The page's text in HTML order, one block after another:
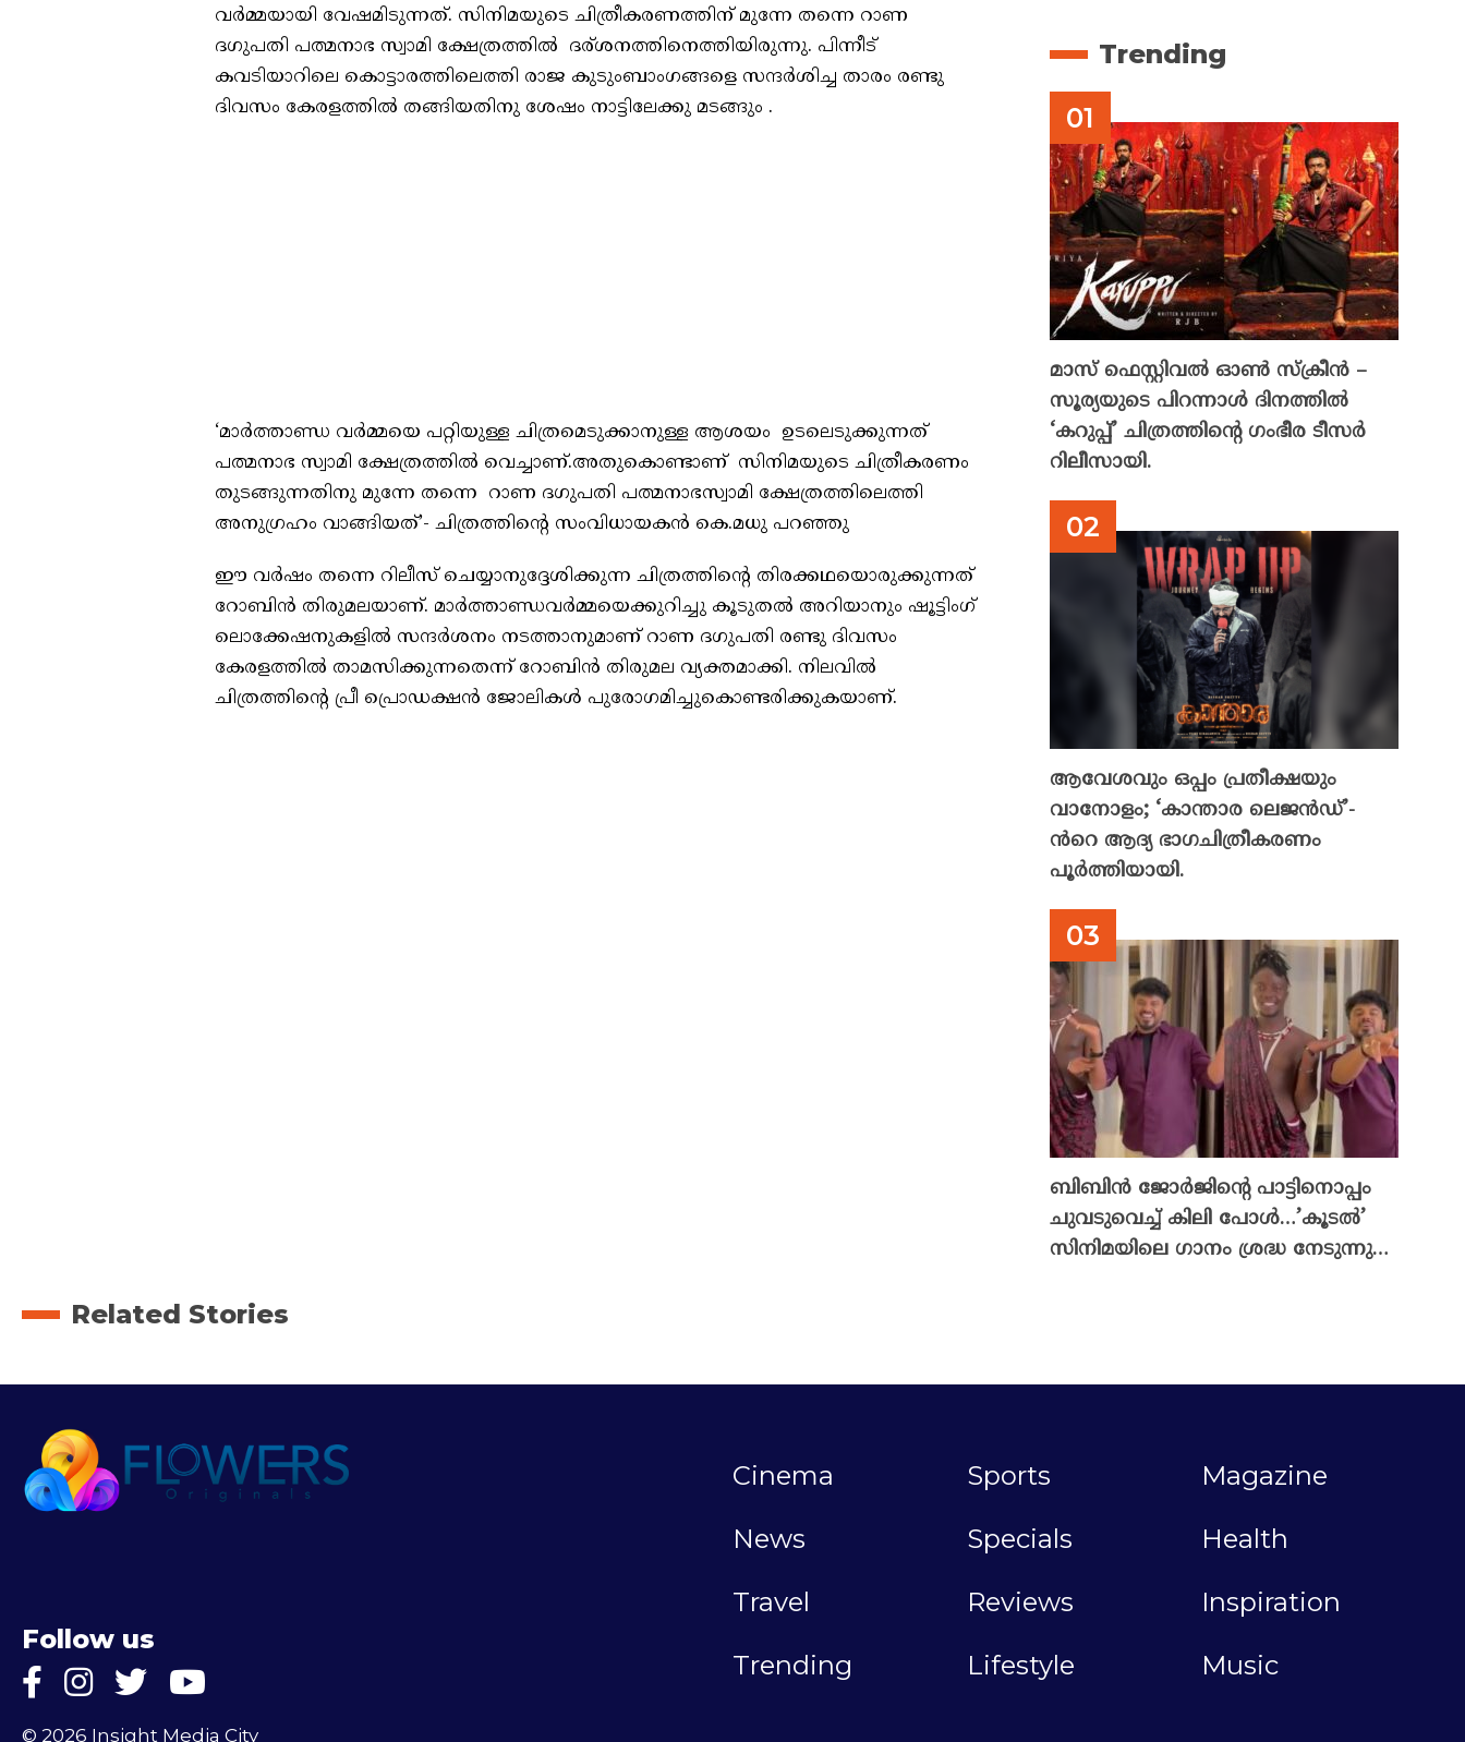
വർമ്മയായി വേഷമിടുന്നത്. സിനിമയുടെ ചിത്രീകരണത്തിന് മുന്നേ തന്നെ റാണ
ദഗുപതി പത്മനാഭ സ്വാമി ക്ഷേത്രത്തിൽ ദര്ശനത്തിനെത്തിയിരുന്നു. പിന്നീട്
കവടിയാറിലെ കൊട്ടാരത്തിലെത്തി രാജ കുടുംബാംഗങ്ങളെ സന്ദർശിച്ച താരം രണ്ടു
ദിവസം കേരളത്തിൽ തങ്ങിയതിനു ശേഷം നാട്ടിലേക്കു മടങ്ങും .
‘മാർത്താണ്ഡ വർമ്മയെ പറ്റിയുള്ള ചിത്രമെടുക്കാനുള്ള ആശയം ഉടലെടുക്കുന്നത്
പത്മനാഭ സ്വാമി ക്ഷേത്രത്തിൽ വെച്ചാണ്.അതുകൊണ്ടാണ് സിനിമയുടെ ചിത്രീകരണം
തുടങ്ങുന്നതിനു മുന്നേ തന്നെ റാണ ദഗുപതി പത്മനാഭസ്വാമി ക്ഷേത്രത്തിലെത്തി
അനുഗ്രഹം വാങ്ങിയത്’- ചിത്രത്തിന്റെ സംവിധായകൻ കെ.മധു പറഞ്ഞു
ഈ വർഷം തന്നെ റിലീസ് ചെയ്യാനുദ്ദേശിക്കുന്ന ചിത്രത്തിന്റെ തിരക്കഥയൊരുക്കുന്നത്
റോബിൻ തിരുമലയാണ്. മാർത്താണ്ഡവർമ്മയെക്കുറിച്ചു കൂടുതൽ അറിയാനും ഷൂട്ടിംഗ്
ലൊക്കേഷനുകളിൽ സന്ദർശനം നടത്താനുമാണ്‌ റാണ ദഗുപതി രണ്ടു ദിവസം
കേരളത്തിൽ താമസിക്കുന്നതെന്ന് റോബിൻ തിരുമല വ്യക്തമാക്കി. നിലവിൽ
ചിത്രത്തിന്റെ പ്രീ പ്രൊഡക്ഷൻ ജോലികൾ പുരോഗമിച്ചുകൊണ്ടരിക്കുകയാണ്.
Trending
മാസ് ഫെസ്റ്റിവൽ ഓൺ സ്‌ക്രീൻ –
സൂര്യയുടെ പിറന്നാൾ ദിനത്തിൽ
‘കറുപ്പ്’ ചിത്രത്തിന്റെ ഗംഭീര ടീസർ
റിലീസായി.
ആവേശവും ഒപ്പം പ്രതീക്ഷയും
വാനോളം; ‘കാന്താര ലെജൻഡ്’-
ൻറെ ആദ്യ ഭാഗചിത്രീകരണം
പൂർത്തിയായി.
ബിബിൻ ജോർജിന്റെ പാട്ടിനൊപ്പം
ചുവടുവെച്ച് കിലി പോൾ…’കൂടൽ’
സിനിമയിലെ ഗാനം ശ്രദ്ധ നേടുന്നു…
Related Stories
Follow us
© 2026 Insight Media City
Cinema Sports
Magazine
News
Specials
Health
Travel
Reviews
Inspiration
Trending
Lifestyle Music